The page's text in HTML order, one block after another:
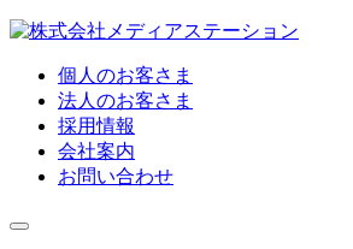
Skip
content個人のお客さま
法人のお客さま
採用情報
会社案内
お問い合わせ